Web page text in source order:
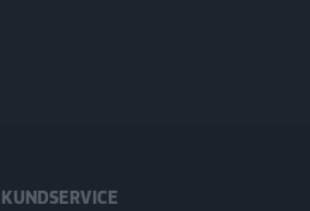
KUNDSERVICE